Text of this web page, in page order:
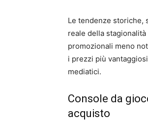
Le tendenze storiche,
reale della
promozionali meno
i prezzi più
mediatici.
Console da
acquisto